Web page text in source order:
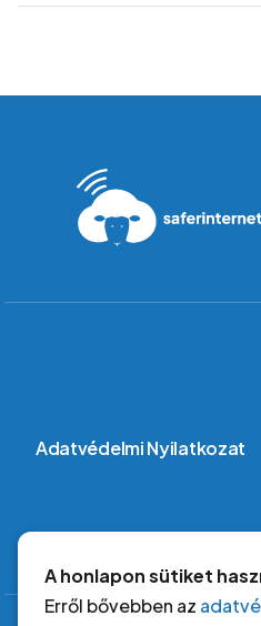
Lábléc
Adatvédelmi Nyilatkozat
A honlapon sütiket
Erről bővebben az